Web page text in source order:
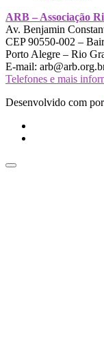
ARB – Associação
Av. Benjamin
CEP 90550-002 –
Porto Alegre – Rio
E-mail:
Telefones e mais
Desenvolvido com por